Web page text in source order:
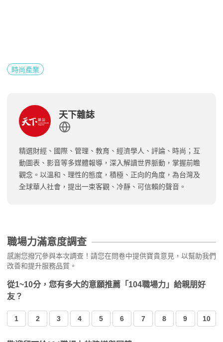
時尚產業
天下雜誌
精選財經、國際、管理、教育、經濟學人、評論、時尚；互
動圖表、影音等多媒體報導，深入解讀世界脈動，掌握前瞻
觀念。以溫和、理性的態度，積極、正向的角度，為台灣及
全球華人社會，提出一束客觀、冷靜、可信賴的聲音。
職場力滿意度調查
感謝您撥冗參與本次調查！請您在問卷中提供寶貴意見，以幫助我們
改善和提升服務品質。
從1~10分，您有多大的意願推薦「104職場力」給親朋好
友？
1 2 3 4 5 6 7 8 9 10